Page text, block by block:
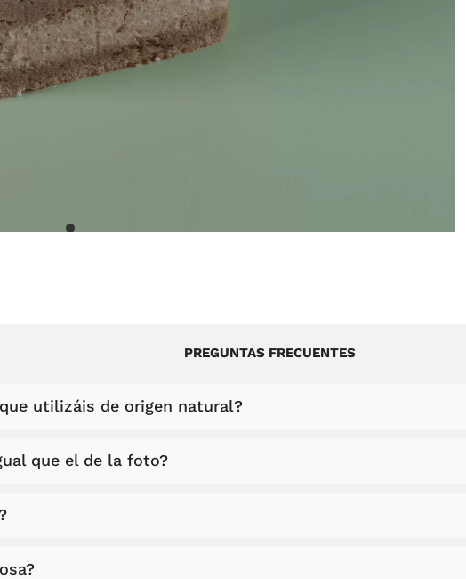
PREGUNTAS FRECUENTES
utilizáis de origen natural?
que el de la foto?